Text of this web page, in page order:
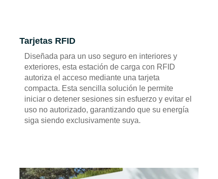
Tarjetas RFID
Diseñada para un uso seguro en interiores y
exteriores, esta estación de carga con RFID
autoriza el acceso mediante una tarjeta
compacta. Esta sencilla solución le permite
iniciar o detener sesiones sin esfuerzo y evitar el
uso no autorizado, garantizando que su energía
siga siendo exclusivamente suya.